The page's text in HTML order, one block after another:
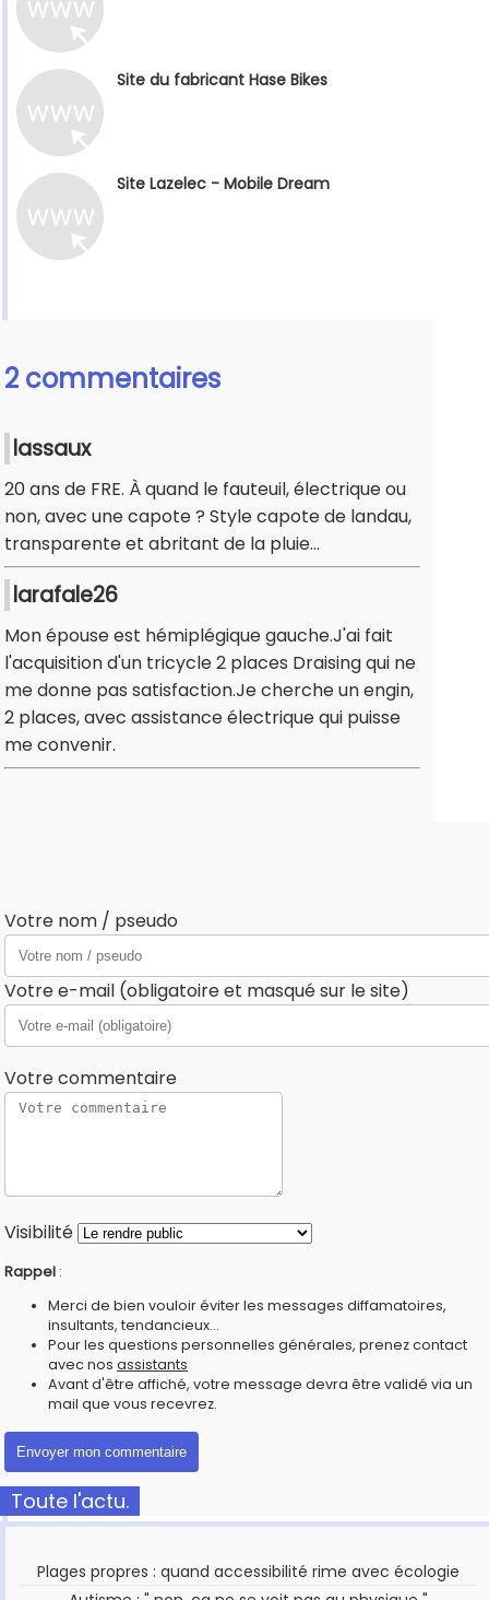
Site du fabricant Hase Bikes
Site Lazelec - Mobile Dream
2 commentaires
lassaux
20 ans de FRE. À quand le fauteuil, électrique ou
non, avec une capote ? Style capote de landau,
transparente et abritant de la pluie...
larafale26
Mon épouse est hémiplégique gauche.J'ai fait
l'acquisition d'un tricycle 2 places Draising qui ne
me donne pas satisfaction.Je cherche un engin,
2 places, avec assistance électrique qui puisse
me convenir.
Votre nom / pseudo
Votre e-mail (obligatoire et masqué sur le site)
Votre commentaire
Visibilité
Rappel :
Merci de bien vouloir éviter les messages diffamatoires,
insultants, tendancieux...
Pour les questions personnelles générales, prenez contact
avec nos assistants
Avant d'être affiché, votre message devra être validé via un
mail que vous recevrez.
Toute l'actu.
Plages propres : quand accessibilité rime avec écologie